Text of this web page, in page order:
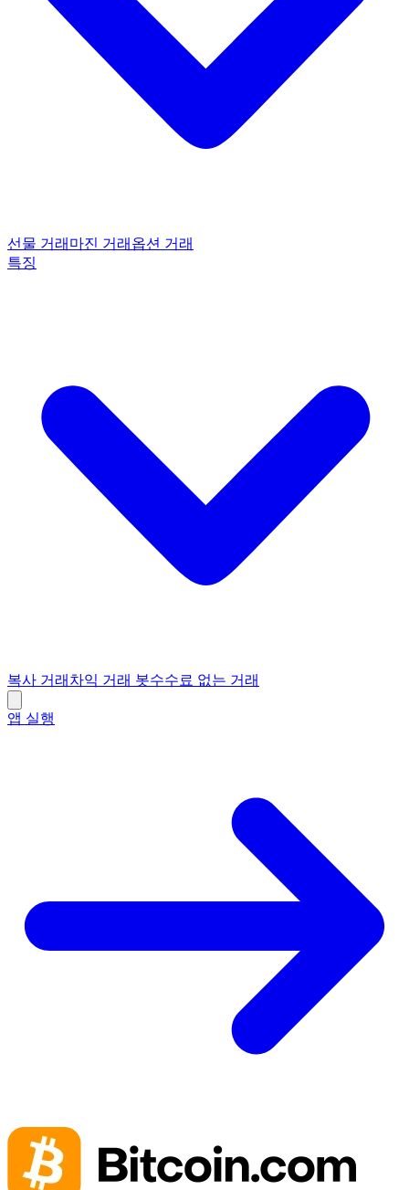
선물 거래 마진 거래 옵션 거래
특징
복사 거래 차익 거래 봇수수료 없는 거래
앱 실행